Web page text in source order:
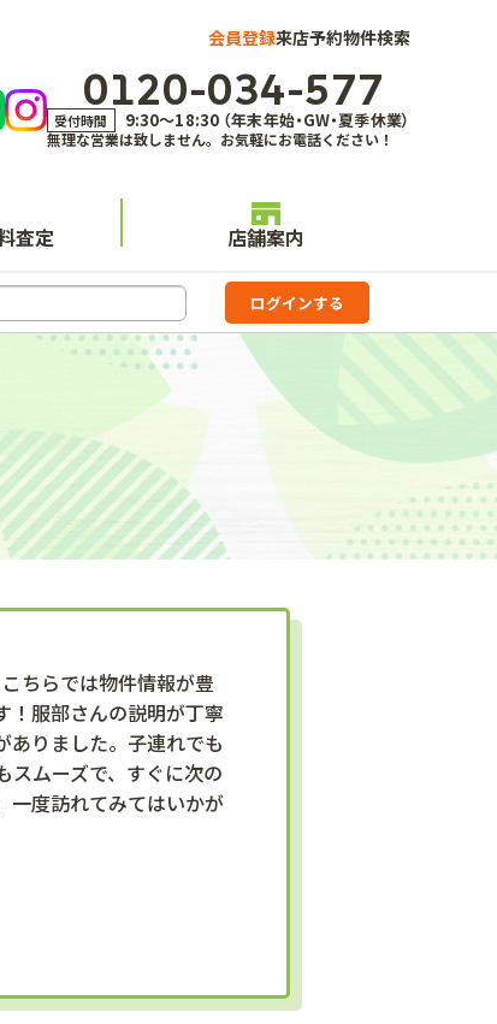
会員登録来店予約物件検索
0120-034-577
受付時間 9:30～18:30 （年末年始・GW・夏季休業）
無理な営業は致しません。お気軽にお電話ください！
査定 店舗案内
らでは物件情報が豊
！服部さんの説明が丁寧
ありました。子連れでも
スムーズで、すぐに次の
一度訪れてみてはいかが